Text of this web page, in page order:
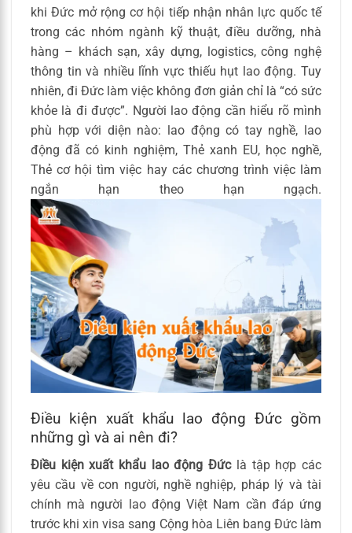
khi Đức mở rộng cơ hội tiếp nhận nhân lực quốc tế
trong các nhóm ngành kỹ thuật, điều dưỡng, nhà
hàng – khách sạn, xây dựng, logistics, công nghệ
thông tin và nhiều lĩnh vực thiếu hụt lao động. Tuy
nhiên, đi Đức làm việc không đơn giản chỉ là “có sức
khỏe là đi được”. Người lao động cần hiểu rõ mình
phù hợp với diện nào: lao động có tay nghề, lao
động đã có kinh nghiệm, Thẻ xanh EU, học nghề,
Thẻ cơ hội tìm việc hay các chương trình việc làm
ngắn hạn theo hạn ngạch.
Điều kiện xuất khẩu lao động Đức gồm
những gì và ai nên đi?
Điều kiện xuất khẩu lao động Đứclà tập hợp các
yêu cầu về con người, nghề nghiệp, pháp lý và tài
chính mà người lao động Việt Nam cần đáp ứng
trước khi xin visa sang Cộng hòa Liên bang Đức làm